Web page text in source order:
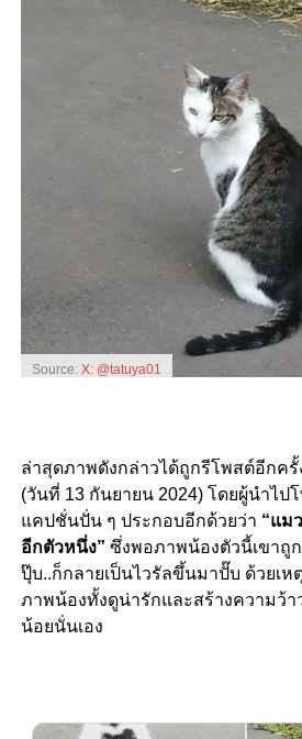
Source: X: @tatuya01
ล่าสุดภาพดังกล่าวได้ถูกรีโพสต์อีกค
(วันที่ 13 กันยายน 2024) โดยผู้นำไป
แคปชั่นปั่น ๆ ประกอบอีกด้วยว่า “แม
อีกตัวหนึ่ง” ซึ่งพอภาพน้องตัวนี้เขาถู
ปุ๊บ..ก็กลายเป็นไวรัลขึ้นมาปั๊บ ด้วยเห
ภาพน้องทั้งดูน่ารักและสร้างความว้า
น้อยนั่นเอง